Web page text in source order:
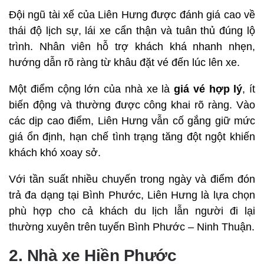
Đội ngũ tài xế của Liên Hưng được đánh giá cao về
thái độ lịch sự, lái xe cẩn thận và tuân thủ đúng lộ
trình. Nhân viên hỗ trợ khách khá nhanh nhẹn,
hướng dẫn rõ ràng từ khâu đặt vé đến lúc lên xe.
Một điểm cộng lớn của nhà xe là giá vé hợp lý, ít
biến động và thường được công khai rõ ràng. Vào
các dịp cao điểm, Liên Hưng vẫn cố gắng giữ mức
giá ổn định, hạn chế tình trạng tăng đột ngột khiến
khách khó xoay sở.
Với tần suất nhiều chuyến trong ngày và điểm đón
trả đa dạng tại Bình Phước, Liên Hưng là lựa chọn
phù hợp cho cả khách du lịch lẫn người đi lại
thường xuyên trên tuyến Bình Phước – Ninh Thuận.
2. Nhà xe Hiền Phước